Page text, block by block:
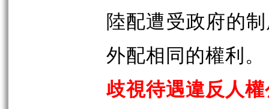
陸配遭受政府的
外配相同的權利。
歧視待遇違反人